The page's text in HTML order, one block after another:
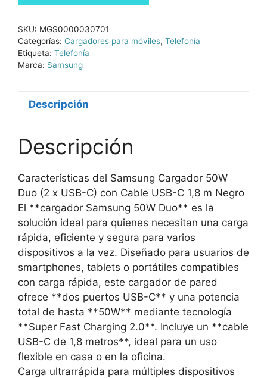
SKU: MGS0000030701
Categorías: Cargadores para móviles, Telefonía
Etiqueta: Telefonía
Marca: Samsung
Descripción
Descripción
Características del Samsung Cargador 50W
Duo (2 x USB-C) con Cable USB-C 1,8 m Negro
El **cargador Samsung 50W Duo** es la
solución ideal para quienes necesitan una carga
rápida, eficiente y segura para varios
dispositivos a la vez. Diseñado para usuarios de
smartphones, tablets o portátiles compatibles
con carga rápida, este cargador de pared
ofrece **dos puertos USB-C** y una potencia
total de hasta **50W** mediante tecnología
**Super Fast Charging 2.0**. Incluye un **cable
USB-C de 1,8 metros**, ideal para un uso
flexible en casa o en la oficina.
Carga ultrarrápida para múltiples dispositivos